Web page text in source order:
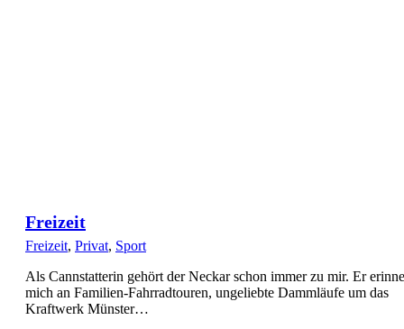
Freizeit
Freizeit, Privat, Sport
Als Cannstatterin gehört der Neckar schon immer zu mir. Er
mich an Familien-Fahrradtouren, ungeliebte Dammläufe um das
Kraftwerk Münster…